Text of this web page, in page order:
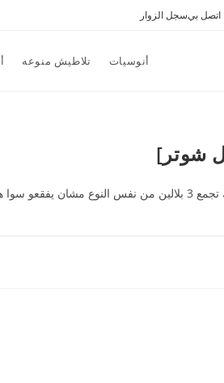
اتصل بيسجل الزوار
أنوسيات تلاطيش منوعه
لعبة ببل شوتر,اللعبه حلوه جدا جدا كل ما عليك انك تجمع 3